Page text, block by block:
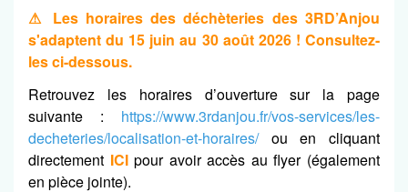
⚠ Les horaires des déchèteries des 3RD’Anjou
s'adaptent du 15 juin au 30 août 2026 ! Consultez-
les ci-dessous.
Retrouvez les horaires d’ouverture sur la page
suivante : https://www.3rdanjou.fr/vos-services/les-
decheteries/localisation-et-horaires/ou en cliquant
directement ICIpour avoir accès au flyer (également
en pièce jointe).